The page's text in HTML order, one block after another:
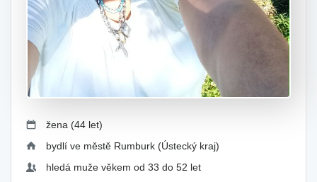
žena (44 let)
bydlí ve městě Rumburk (Ústecký kraj)
hledá muže věkem od 33 do 52 let